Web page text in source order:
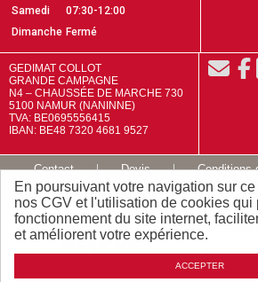
ACCEPTER
En poursuivant votre navigation sur
nos CGV et l'utilisation de cookies qui
fonctionnement du site internet,
et améliorent votre expérience.
52,93€TTC / P
Samedi
07:30-12:00
Dimanche Fermé
GEDIMAT COLLOT
GRANDE CAMPAGNE
N4 – CHAUSSÉE DE MARCHE 730
5100 NAMUR (NANINNE)
TVA: BE0695556415
IBAN: BE48 7320 4681 9527
Contact Devis
Conditions
Mentions légales